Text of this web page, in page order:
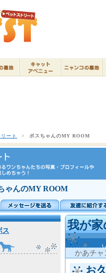
ート > ボスちゃんのMY ROOM
ゃんのMY ROOM
ス 我が
かあチャ
お